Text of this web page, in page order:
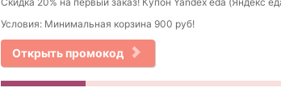
Условия: Минимальная корзина 900 руб!
Открыть промокод